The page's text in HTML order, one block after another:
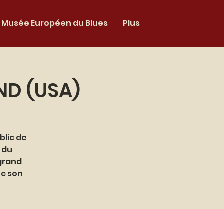
Musée Européen du Blues Plus
(USA)
de
son